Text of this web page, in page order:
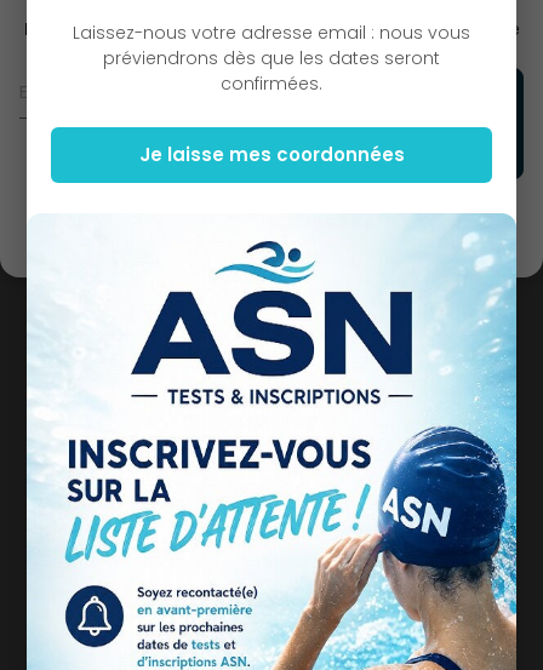
Recevez toutes nos informations directement dans votre
boite mail et ne manquez plus aucune actualité !
PISCINE BOULOGNE
BILLANCOURT
165 Rue du Vieux Pont de Sèvres,
92100 Boulogne-Billancourt
PAGES
Laissez-nous votre adresse email : nous vous
préviendrons dès que les dates seront
confirmées.
Je laisse mes coordonnées